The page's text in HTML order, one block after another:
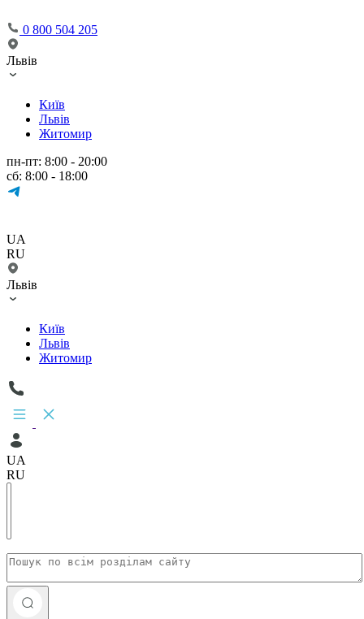
0 800 504 205
Львів
Київ
Львів
Житомир
пн-пт: 8:00 - 20:00
сб: 8:00 - 18:00
UA
RU
Львів
Київ
Львів
Житомир
UA
RU